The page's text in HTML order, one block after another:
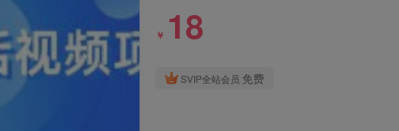
￥ 18
SVIP全站会员 免费